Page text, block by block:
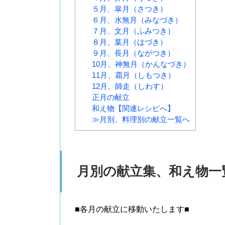
５月、皐月（さつき）
６月、水無月（みなづき）
７月、文月（ふみつき）
８月、葉月（はづき）
９月、長月（ながつき）
10月、神無月（かんなづき）
11月、霜月（しもつき）
12月、師走（しわす）
正月の献立
和え物【関連レシピへ】
≫月別、料理別の献立一覧へ
月別の献立集、和え物一
■各月の献立に移動いたします■